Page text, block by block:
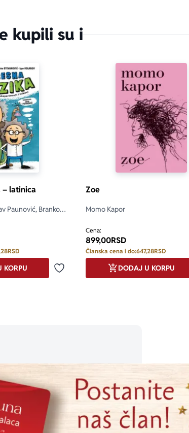
aboutPage.sr-only.custom-youtube-play-
kupili su i
levo
– latinica
Paunović, Branko
RSD
Dodaj u omiljene
KORPU
Zoe
Momo Kapor
Cena:
899,00RSD
Članska cena i do:647,28RSD
DODAJ U KORPU